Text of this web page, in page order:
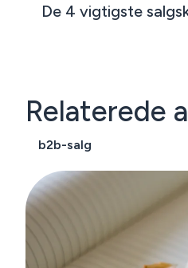
De 4 vigtigste
Relaterede
b2b-salg